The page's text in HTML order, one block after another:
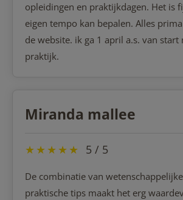
opleidingen en praktijkdagen. Het is
eigen tempo kan bepalen. Alles
de website. ik ga 1 april a.s. van
praktijk.
Miranda mallee
★★★★★ 5 / 5
De combinatie van
praktische tips maakt het erg